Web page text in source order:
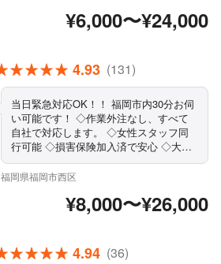
¥6,000〜¥24,000
4.93 (131)
当日緊急対応OK！！ 福岡市内30分お伺
い可能です！ ◇作業外注なし、すべて
自社で対応します。 ◇女性スタッフ同
行可能 ◇損害保険加入済で安心 ◇大手
での業務経験も豊富です！ ◇作業や仕
上がりにご不満の場合は、無料で追加対
域外でもご要望お聞きします！ ◇駐車
代は当店が負担します ◇精一杯対応し
はお気軽にご相談ください！
福岡県福岡市西区
¥8,000〜¥26,000
4.94 (36)